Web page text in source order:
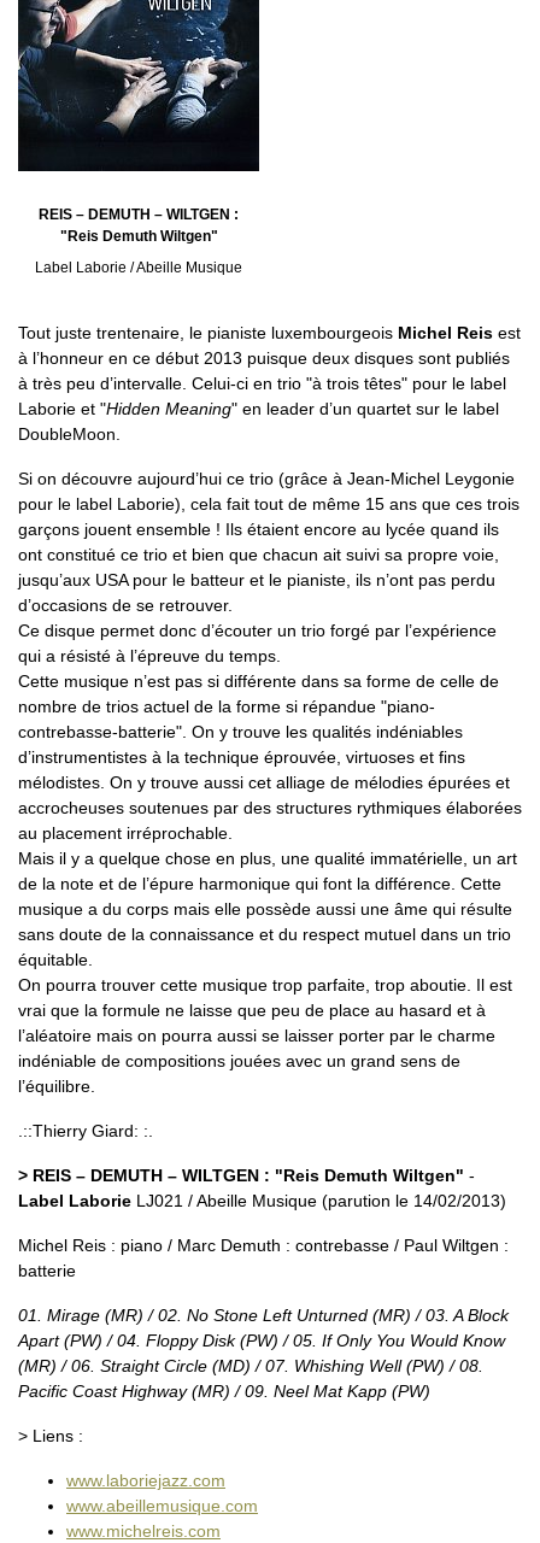
REIS – DEMUTH – WILTGEN :
"Reis Demuth Wiltgen"
Label Laborie / Abeille Musique
Tout juste trentenaire, le pianiste luxembourgeois Michel Reis est
à l’honneur en ce début 2013 puisque deux disques sont publiés
à très peu d’intervalle. Celui-ci en trio "à trois têtes" pour le label
Laborie et "Hidden Meaning" en leader d’un quartet sur le label
DoubleMoon.
Si on découvre aujourd’hui ce trio (grâce à Jean-Michel Leygonie
pour le label Laborie), cela fait tout de même 15 ans que ces trois
garçons jouent ensemble ! Ils étaient encore au lycée quand ils
ont constitué ce trio et bien que chacun ait suivi sa propre voie,
jusqu’aux USA pour le batteur et le pianiste, ils n’ont pas perdu
d’occasions de se retrouver.
Ce disque permet donc d’écouter un trio forgé par l’expérience
qui a résisté à l’épreuve du temps.
Cette musique n’est pas si différente dans sa forme de celle de
nombre de trios actuel de la forme si répandue "piano-
contrebasse-batterie". On y trouve les qualités indéniables
d’instrumentistes à la technique éprouvée, virtuoses et fins
mélodistes. On y trouve aussi cet alliage de mélodies épurées et
accrocheuses soutenues par des structures rythmiques élaborées
au placement irréprochable.
Mais il y a quelque chose en plus, une qualité immatérielle, un art
de la note et de l’épure harmonique qui font la différence. Cette
musique a du corps mais elle possède aussi une âme qui résulte
sans doute de la connaissance et du respect mutuel dans un trio
équitable.
On pourra trouver cette musique trop parfaite, trop aboutie. Il est
vrai que la formule ne laisse que peu de place au hasard et à
l’aléatoire mais on pourra aussi se laisser porter par le charme
indéniable de compositions jouées avec un grand sens de
l’équilibre.
.::Thierry Giard: :.
> REIS – DEMUTH – WILTGEN : "Reis Demuth Wiltgen" -
Label Laborie LJ021 / Abeille Musique (parution le 14/02/2013)
Michel Reis : piano / Marc Demuth : contrebasse / Paul Wiltgen :
batterie
01. Mirage (MR) / 02. No Stone Left Unturned (MR) / 03. A Block
Apart (PW) / 04. Floppy Disk (PW) / 05. If Only You Would Know
(MR) / 06. Straight Circle (MD) / 07. Whishing Well (PW) / 08.
Pacific Coast Highway (MR) / 09. Neel Mat Kapp (PW)
> Liens :
www.laboriejazz.com
www.abeillemusique.com
www.michelreis.com